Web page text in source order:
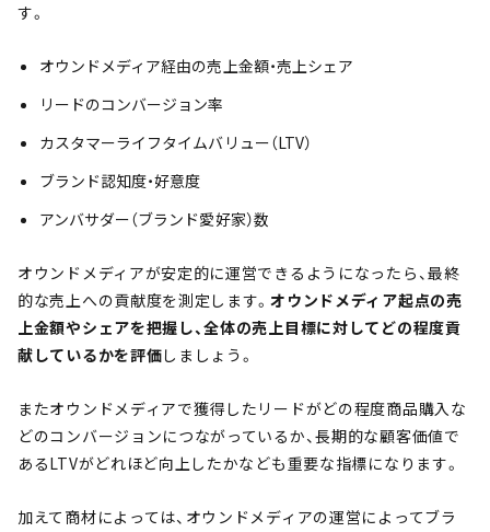
す。
オウンドメディア経由の売上金額・売上シェア
リードのコンバージョン率
カスタマーライフタイムバリュー（LTV）
ブランド認知度・好意度
アンバサダー（ブランド愛好家）数
オウンドメディアが安定的に運営できるようになったら、最終
的な売上への貢献度を測定します。オウンドメディア起点の売
上金額やシェアを把握し、全体の売上目標に対してどの程度貢
献しているかを評価しましょう。
またオウンドメディアで獲得したリードがどの程度商品購入な
どのコンバージョンにつながっているか、長期的な顧客価値で
あるLTVがどれほど向上したかなども重要な指標になります。
加えて商材によっては、オウンドメディアの運営によってブラ